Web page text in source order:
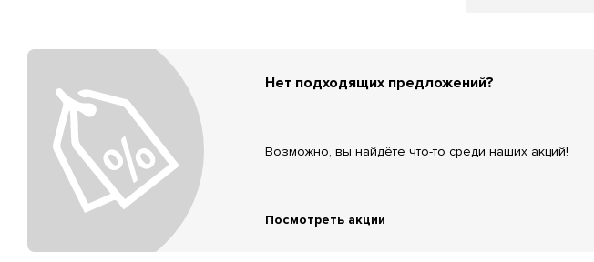
Нет подходящих предложений?
Возможно, вы найдёте что-то среди наших акций!
Посмотреть акции